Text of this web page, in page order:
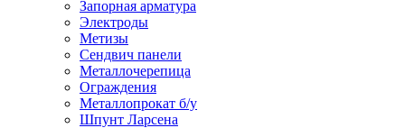
Запорная арматура
Электроды
Метизы
Сендвич панели
Металлочерепица
Ограждения
Металлопрокат б/у
Шпунт Ларсена